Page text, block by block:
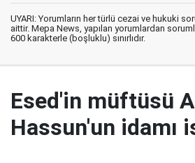
UYARI: Yorumların her türlü cezai ve hukuki
aittir. Mepa News, yapılan yorumlardan
600 karakterle (boşluklu) sınırlıdır.
Esed'in müftüsü
Hassun'un idamı